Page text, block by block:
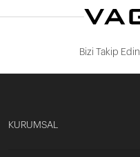
Bizi Takip Edin
KURUMSAL